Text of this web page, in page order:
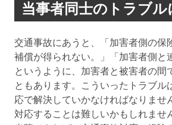
当事者同士のトラブル
交通事故にあうと、「加害者側の保
補償が得られない。」「加害者側と
というように、加害者と被害者の間
ともあります。こういったトラブル
応で解決していかなければなりませ
対応することは難しいかもしれませ